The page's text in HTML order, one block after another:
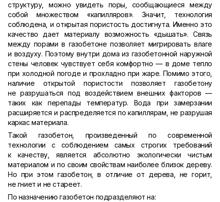
структуру, можно увидеть поры, сообщающиеся между
собой множеством «капилляров». Значит, технология
соблюдена, и открытая пористость достигнута. Именно это
качество дает материалу возможность «дышать». Связь
между порами в газобетоне позволяет мигрировать влаге
и воздуху. Поэтому внутри дома из газобетонной наружной
стены человек чувствует себя комфортно — в доме тепло
при холодной погоде и прохладно при жаре. Помимо этого,
наличие открытой пористости позволяет газобетону
не разрушаться под воздействием внешних факторов —
таких как перепады температур. Вода при замерзании
расширяется и распределяется по капиллярам, не разрушая
каркас материала.
Такой газобетон, произведенный по современной
технологии с соблюдением самых строгих требований
к качеству, является абсолютно экологически чистым
материалом и по своим свойствам наиболее близок дереву.
Но при этом газобетон, в отличие от дерева, не горит,
не гниет и не стареет.
По назначению газобетон подразделяют на: